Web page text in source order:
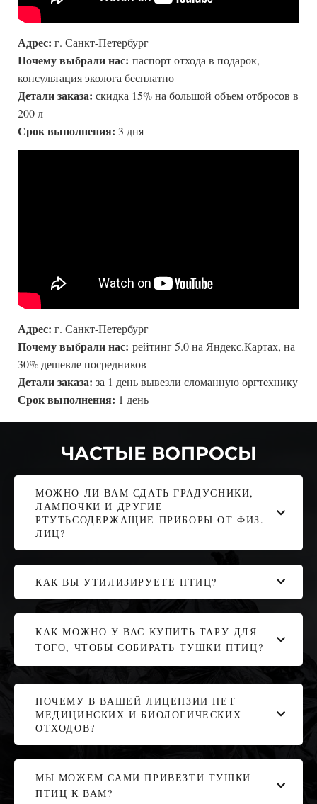
Адрес: г. Санкт-Петербург
Почему выбрали нас: паспорт отхода в подарок,
консультация эколога бесплатно
Детали заказа: скидка 15% на большой объем отбросов в
200 л
Срок выполнения: 3 дня
Адрес: г. Санкт-Петербург
Почему выбрали нас: рейтинг 5.0 на Яндекс.Картах, на
30% дешевле посредников
Детали заказа: за 1 день вывезли сломанную оргтехнику
Срок выполнения: 1 день
ЧАСТЫЕ ВОПРОСЫ
МОЖНО ЛИ ВАМ СДАТЬ ГРАДУСНИКИ,
ЛАМПОЧКИ И ДРУГИЕ
РТУТЬСОДЕРЖАЩИЕ ПРИБОРЫ ОТ ФИЗ.
ЛИЦ?
КАК ВЫ УТИЛИЗИРУЕТЕ ПТИЦ?
КАК МОЖНО У ВАС КУПИТЬ ТАРУ ДЛЯ
ТОГО, ЧТОБЫ СОБИРАТЬ ТУШКИ ПТИЦ?
ПОЧЕМУ В ВАШЕЙ ЛИЦЕНЗИИ НЕТ
МЕДИЦИНСКИХ И БИОЛОГИЧЕСКИХ
ОТХОДОВ?
МЫ МОЖЕМ САМИ ПРИВЕЗТИ ТУШКИ
ПТИЦ К ВАМ?